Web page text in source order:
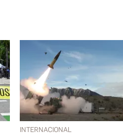
INTERNACIONAL